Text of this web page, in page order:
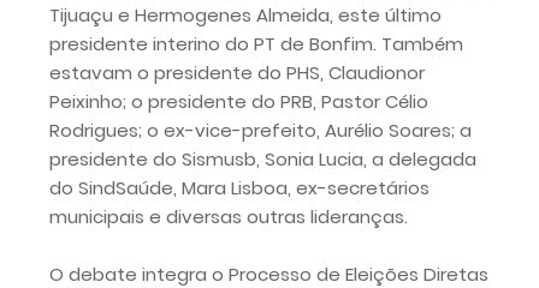
Tijuaçu e Hermogenes Almeida, este último
presidente interino do PT de Bonfim. Também
estavam o presidente do PHS, Claudionor
Peixinho; o presidente do PRB, Pastor Célio
Rodrigues; o ex-vice-prefeito, Aurélio Soares; a
presidente do Sismusb, Sonia Lucia, a delegada
do SindSaúde, Mara Lisboa, ex-secretários
municipais e diversas outras lideranças.
O debate integra o Processo de Eleições Diretas